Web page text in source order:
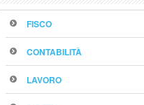
FISCO
CONTABILITÀ
LAVORO